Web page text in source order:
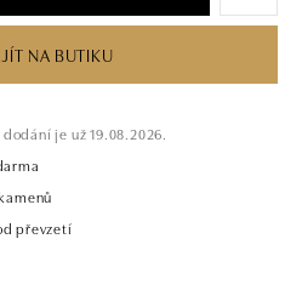
NA BUTIKU
je už 19.08.2026.
převzetí